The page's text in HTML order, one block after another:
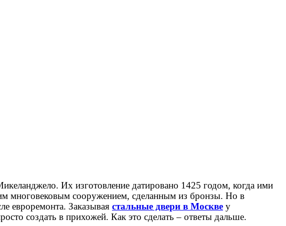
Их изготовление датировано 1425 годом, когда ими
многовековым сооружением, сделанным из бронзы. Но в
евроремонта. Заказывая стальные двери в Москве у
создать в прихожей. Как это сделать – ответы дальше.